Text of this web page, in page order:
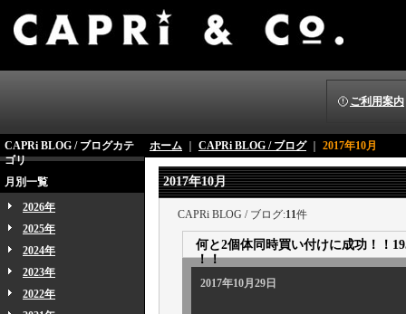
ご利用案内
CAPRi BLOG / ブログカテ
ゴリ
月別一覧
2026年
2025年
2024年
2023年
2022年
ホーム CAPRi BLOG / ブログ｜ 2017年10月
2017年10月
CAPRi BLOG / ブログ:11件
何と2個体同時買い付けに成功！！
！！
2017年10月29日